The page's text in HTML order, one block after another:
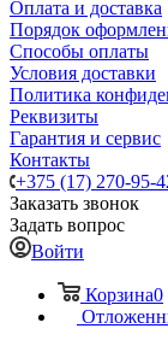
Оплата и доставка
Порядок
Способы оплаты
Условия доставки
Политика
Реквизиты
Гарантия и сервис
Контакты
+375 (17) 270-95-
Заказать звонок
Задать вопрос
Войти
Корзина0